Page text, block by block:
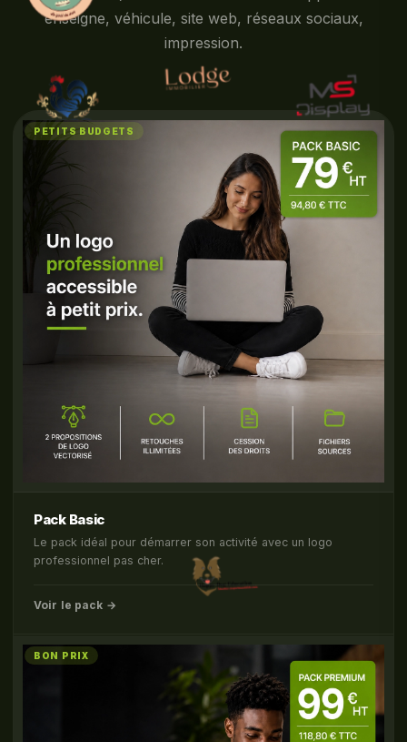
enseigne, véhicule, site web, réseaux sociaux,
impression.
PETITS BUDGETS
Pack Basic
Le pack idéal pour démarrer son activité avec un logo
professionnel pas cher.
Voir le pack →
BON PRIX